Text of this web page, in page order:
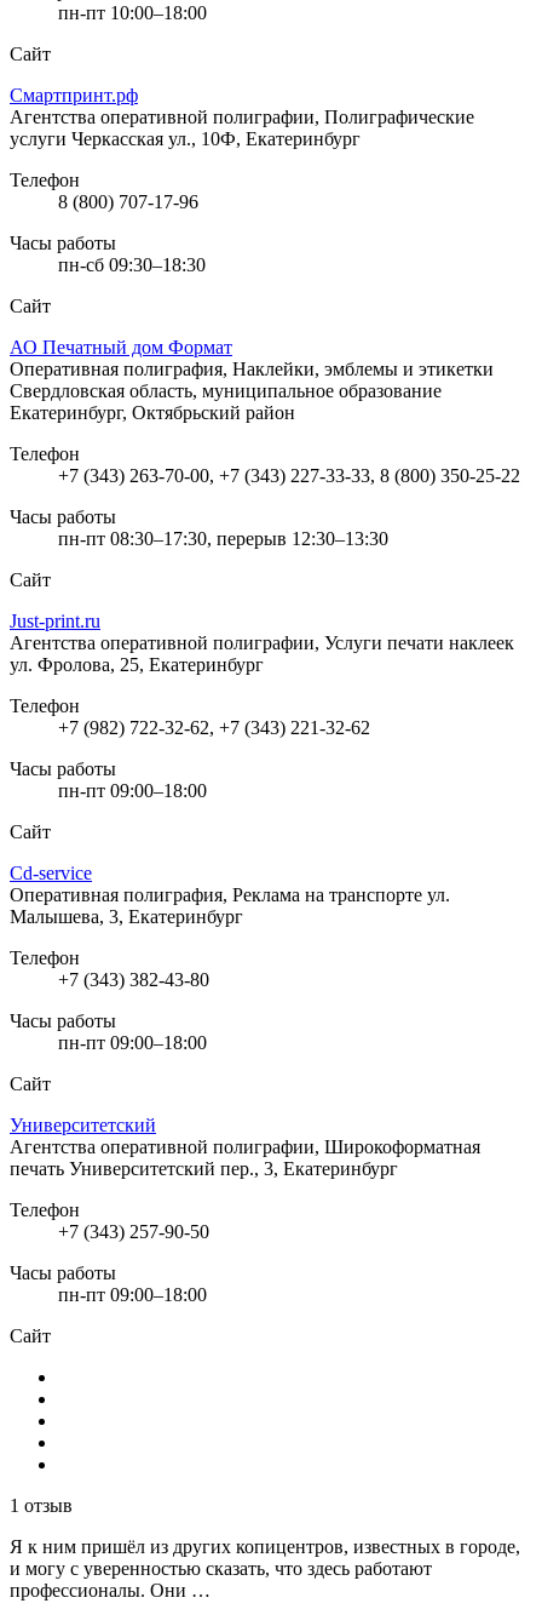
пн-пт 10:00–18:00
Сайт
Смартпринт.рф
Агентства оперативной полиграфии, Полиграфические
услуги Черкасская ул., 10Ф, Екатеринбург
Телефон
8 (800) 707-17-96
Часы работы
пн-сб 09:30–18:30
Сайт
АО Печатный дом Формат
Оперативная полиграфия, Наклейки, эмблемы и этикетки
Свердловская область, муниципальное образование
Екатеринбург, Октябрьский район
Телефон
+7 (343) 263-70-00, +7 (343) 227-33-33, 8 (800) 350-25-22
Часы работы
пн-пт 08:30–17:30, перерыв 12:30–13:30
Сайт
Just-print.ru
Агентства оперативной полиграфии, Услуги печати наклеек
ул. Фролова, 25, Екатеринбург
Телефон
+7 (982) 722-32-62, +7 (343) 221-32-62
Часы работы
пн-пт 09:00–18:00
Сайт
Cd-service
Оперативная полиграфия, Реклама на транспорте ул.
Малышева, 3, Екатеринбург
Телефон
+7 (343) 382-43-80
Часы работы
пн-пт 09:00–18:00
Сайт
Университетский
Агентства оперативной полиграфии, Широкоформатная
печать Университетский пер., 3, Екатеринбург
Телефон
+7 (343) 257-90-50
Часы работы
пн-пт 09:00–18:00
Сайт
1 отзыв
Я к ним пришёл из других копицентров, известных в городе,
и могу с уверенностью сказать, что здесь работают
профессионалы. Они …